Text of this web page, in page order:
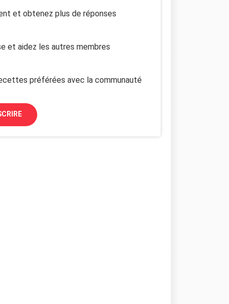
et obtenez plus de réponses
et aidez les autres membres
préférées avec la communauté